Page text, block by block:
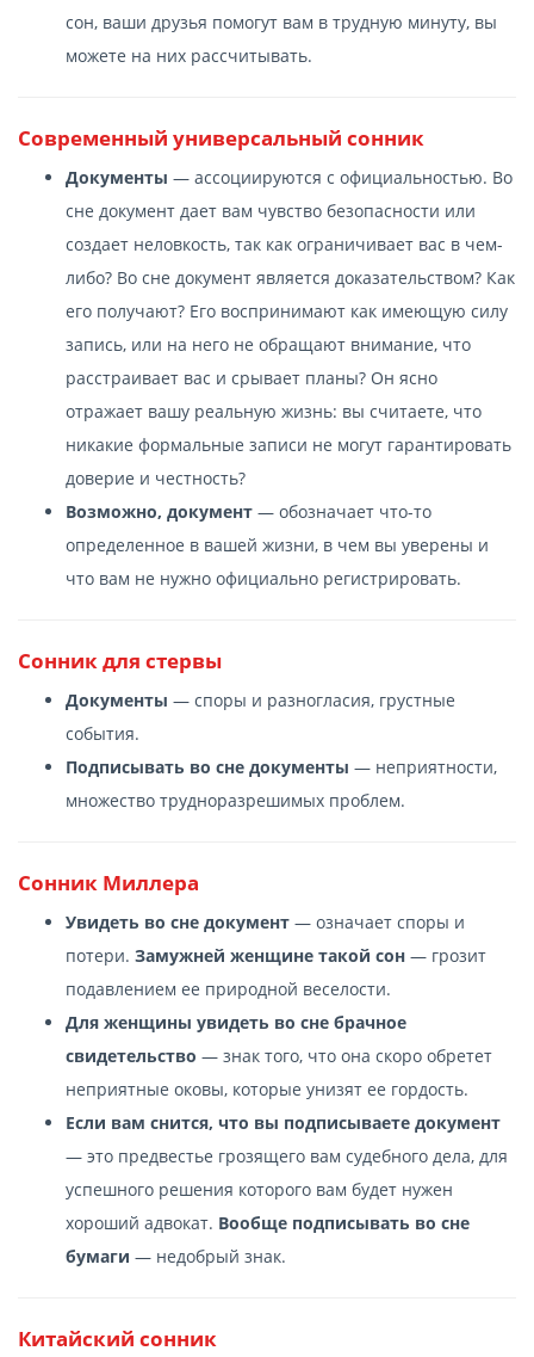
сон, ваши друзья помогут вам в трудную минуту, вы
можете на них рассчитывать.
Современный универсальный сонник
Документы — ассоциируются с официальностью. Во
сне документ дает вам чувство безопасности или
создает неловкость, так как ограничивает вас в чем-
либо? Во сне документ является доказательством? Как
его получают? Его воспринимают как имеющую силу
запись, или на него не обращают внимание, что
расстраивает вас и срывает планы? Он ясно
отражает вашу реальную жизнь: вы считаете, что
никакие формальные записи не могут гарантировать
доверие и честность?
Возможно, документ — обозначает что-то
определенное в вашей жизни, в чем вы уверены и
что вам не нужно официально регистрировать.
Сонник для стервы
Документы — споры и разногласия, грустные
события.
Подписывать во сне документы — неприятности,
множество трудноразрешимых проблем.
Cонник Миллера
Увидеть во сне документ — означает споры и
потери. Замужней женщине такой сон — грозит
подавлением ее природной веселости.
Для женщины увидеть во сне брачное
свидетельство — знак того, что она скоро обретет
неприятные оковы, которые унизят ее гордость.
Если вам снится, что вы подписываете документ
— это предвестье грозящего вам судебного дела, для
успешного решения которого вам будет нужен
хороший адвокат. Вообще подписывать во сне
бумаги — недобрый знак.
Китайский сонник